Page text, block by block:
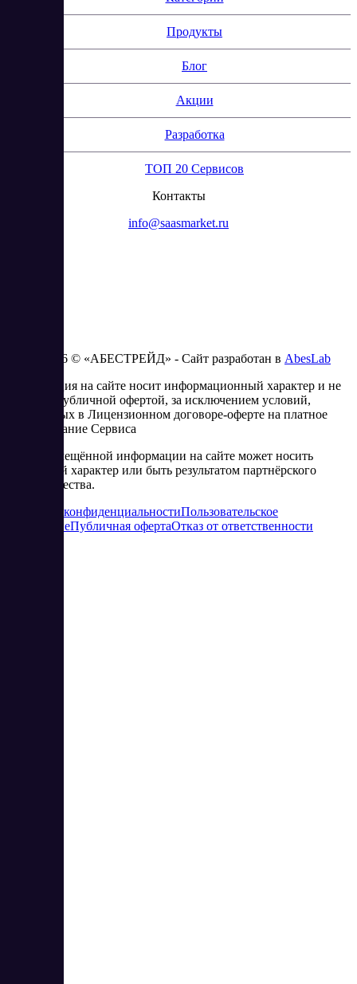
Продукты
Блог
Акции
Разработка
ТОП 20 Сервисов
Контакты
info@saasmarket.ru
2023 - 2026 © «АБЕСТРЕЙД» - Сайт разработан в AbesLab
Информация на сайте носит информационный характер и не
является публичной офертой, за исключением условий,
изложенных в Лицензионном договоре-оферте на платное
использование Сервиса
Часть размещённой информации на сайте может носить
рекламный характер или быть результатом партнёрского
сотрудничества.
Политика конфиденциальностиПользовательское
соглашениеПубличная офертаОтказ от ответственности